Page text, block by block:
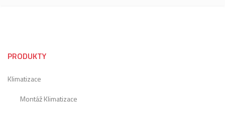
PRODUKTY
Klimatizace
Montáž Klimatizace